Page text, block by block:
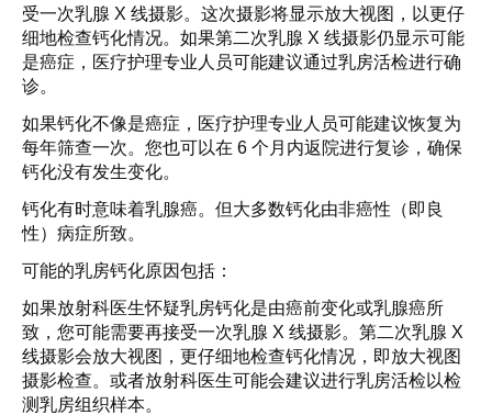
受一次乳腺 X 线摄影。这次摄影将显示放大视图，以更仔
细地检查钙化情况。如果第二次乳腺 X 线摄影仍显示可能
是癌症，医疗护理专业人员可能建议通过乳房活检进行确
诊。
如果钙化不像是癌症，医疗护理专业人员可能建议恢复为
每年筛查一次。您也可以在 6 个月内返院进行复诊，确保
钙化没有发生变化。
钙化有时意味着乳腺癌。但大多数钙化由非癌性（即良
性）病症所致。
可能的乳房钙化原因包括：
如果放射科医生怀疑乳房钙化是由癌前变化或乳腺癌所
致，您可能需要再接受一次乳腺 X 线摄影。第二次乳腺 X
线摄影会放大视图，更仔细地检查钙化情况，即放大视图
摄影检查。或者放射科医生可能会建议进行乳房活检以检
测乳房组织样本。